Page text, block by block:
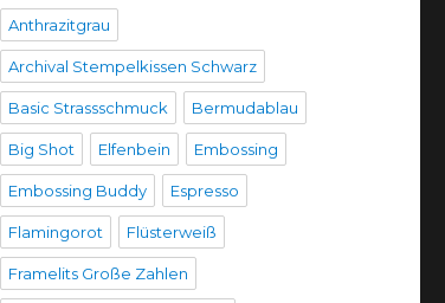
Anthrazitgrau
Archival Stempelkissen Schwarz
Basic Strassschmuck Bermudablau
Big Shot Elfenbein Embossing
Embossing Buddy Espresso
Flamingorot Flüsterweiß
Framelits Große Zahlen